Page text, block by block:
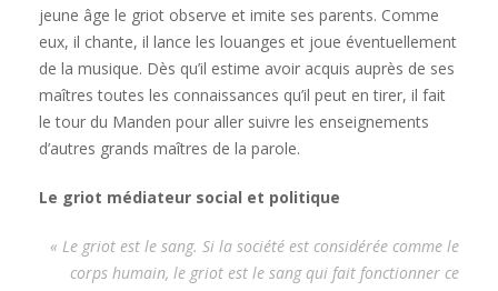
jeune âge le griot observe et imite ses parents. Comme
eux, il chante, il lance les louanges et joue éventuellement
de la musique. Dès qu’il estime avoir acquis auprès de ses
maîtres toutes les connaissances qu’il peut en tirer, il fait
le tour du Manden pour aller suivre les enseignements
d’autres grands maîtres de la parole.
Le griot médiateur social et politique
« Le griot est le sang. Si la société est considérée comme le
corps humain, le griot est le sang qui fait fonctionner ce